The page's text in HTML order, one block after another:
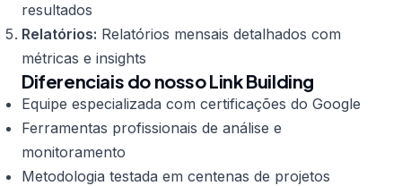
resultados
Relatórios: Relatórios mensais detalhados com
métricas e insights
Diferenciais do nosso Link Building
Equipe especializada com certificações do Google
Ferramentas profissionais de análise e
monitoramento
Metodologia testada em centenas de projetos